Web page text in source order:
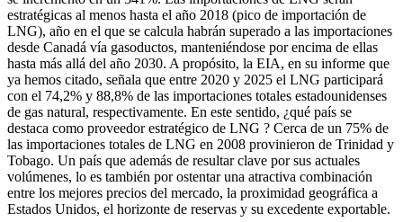
estratégicas al menos hasta el año 2018 (pico de importación de
LNG), año en el que se calcula habrán superado a las importaciones
desde Canadá vía gasoductos, manteniéndose por encima de ellas
hasta más allá del año 2030. A propósito, la EIA, en su informe que
ya hemos citado, señala que entre 2020 y 2025 el LNG participará
con el 74,2% y 88,8% de las importaciones totales estadounidenses
de gas natural, respectivamente. En este sentido, ¿qué país se
destaca como proveedor estratégico de LNG ? Cerca de un 75% de
las importaciones totales de LNG en 2008 provinieron de Trinidad y
Tobago. Un país que además de resultar clave por sus actuales
volúmenes, lo es también por ostentar una atractiva combinación
entre los mejores precios del mercado, la proximidad geográfica a
Estados Unidos, el horizonte de reservas y su excedente exportable.